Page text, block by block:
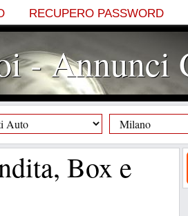
RECUPERO PASSWORD
- Annunci
Box e